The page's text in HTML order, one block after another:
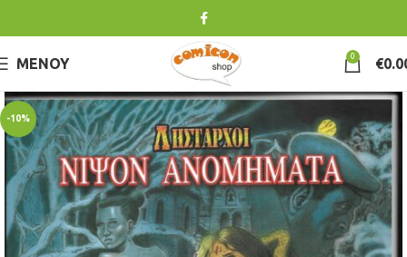
ΜΕΝΟΎ 0 €
-10%